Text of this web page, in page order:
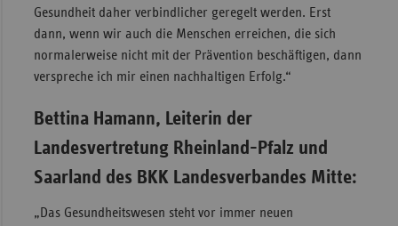
Gesundheit daher verbindlicher geregelt werden. Erst
dann, wenn wir auch die Menschen erreichen, die sich
normalerweise nicht mit der Prävention beschäftigen, dann
verspreche ich mir einen nachhaltigen Erfolg.“
Bettina Hamann, Leiterin der
Landesvertretung Rheinland-Pfalz und
Saarland des BKK Landesverbandes Mitte:
„Das Gesundheitswesen steht vor immer neuen